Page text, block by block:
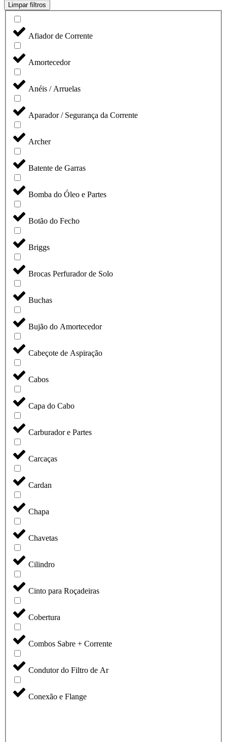
Limpar filtros
Afiador de Corrente
Amortecedor
Anéis / Arruelas
Aparador / Segurança da Corrente
Archer
Batente de Garras
Bomba do Óleo e Partes
Botão do Fecho
Briggs
Brocas Perfurador de Solo
Buchas
Bujão do Amortecedor
Cabeçote de Aspiração
Cabos
Capa do Cabo
Carburador e Partes
Carcaças
Cardan
Chapa
Chavetas
Cilindro
Cinto para Roçadeiras
Cobertura
Combos Sabre + Corrente
Condutor do Filtro de Ar
Conexão e Flange